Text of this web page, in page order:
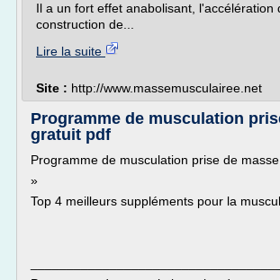
Il a un fort effet anabolisant, l'accélération
construction de...
Lire la suite
Site : http://www.massemusculairee.net
Programme de musculation
gratuit pdf
Programme de musculation prise de
»
Top 4 meilleurs suppléments pour la